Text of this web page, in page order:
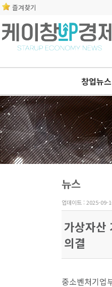
즐겨찾기
창업뉴스
뉴스
업데이트 : 2025-09-
가상자산
의결
중소벤처기업